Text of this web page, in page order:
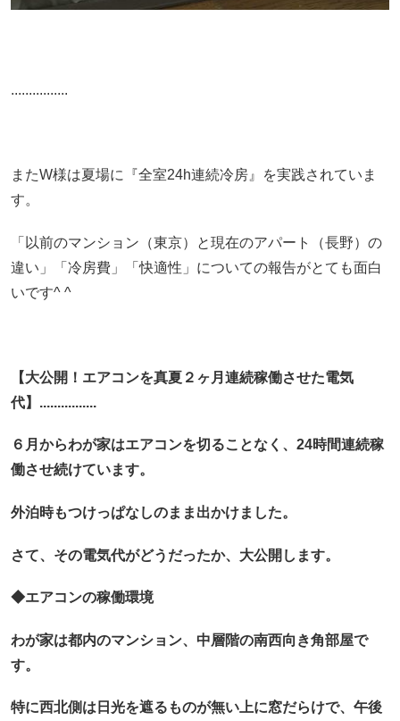
................
またW様は夏場に『全室24h連続冷房』を実践されていま
す。
「以前のマンション（東京）と現在のアパート（長野）の
違い」「冷房費」「快適性」についての報告がとても面白
いです^ ^
【大公開！エアコンを真夏２ヶ月連続稼働させた電気
代】................
６月からわが家はエアコンを切ることなく、24時間連続稼
働させ続けています。
外泊時もつけっぱなしのまま出かけました。
さて、その電気代がどうだったか、大公開します。
◆エアコンの稼働環境
わが家は都内のマンション、中層階の南西向き角部屋で
す。
特に西北側は日光を遮るものが無い上に窓だらけで、午後